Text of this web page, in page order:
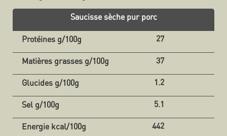
Saucisse sèche pur porc
27
37
1.2
5.1
442